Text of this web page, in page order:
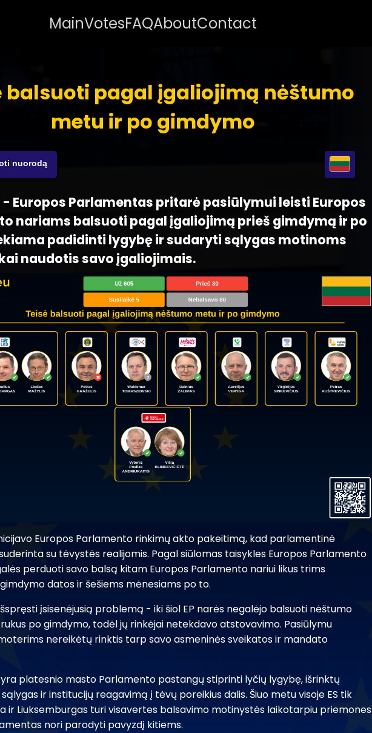
MainVotesFAQAboutContact
balsuoti pagal įgaliojimą nėštumo
metu ir po gimdymo
nuorodą
- Europos Parlamentas pritarė pasiūlymui leisti Europos
nariams balsuoti pagal įgaliojimą prieš gimdymą ir po
padidinti lygybę ir sudaryti sąlygas motinoms
naudotis savo įgaliojimais.
Europos Parlamento rinkimų akto pakeitimą, kad parlamentinė
su tėvystės realijomis. Pagal siūlomas taisykles Europos Parlamento
perduoti savo balsą kitam Europos Parlamento nariui likus trims
datos ir šešiems mėnesiams po to.
įsisenėjusią problemą - iki šiol EP narės negalėjo balsuoti nėštumo
po gimdymo, todėl jų rinkėjai netekdavo atstovavimo. Pasiūlymu
nereikėtų rinktis tarp savo asmeninės sveikatos ir mandato
yra platesnio masto Parlamento pastangų stiprinti lyčių lygybę, išrinktų
ir institucijų reagavimą į tėvų poreikius dalis. Šiuo metu visoje ES tik
ir Liuksemburgas turi visavertes balsavimo motinystės laikotarpiu priemones
nori parodyti pavyzdį kitiems.